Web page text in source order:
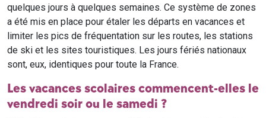
quelques jours à quelques semaines. Ce système de zones
a été mis en place pour étaler les départs en vacances et
limiter les pics de fréquentation sur les routes, les stations
de ski et les sites touristiques. Les jours fériés nationaux
sont, eux, identiques pour toute la France.
Les vacances scolaires commencent-elles le
vendredi soir ou le samedi ?